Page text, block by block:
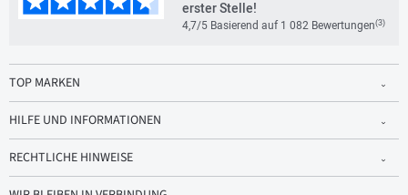
erster Stelle!
4,7/5 Basierend auf 1 082 Bewertungen(3)
TOP MARKEN
HILFE UND INFORMATIONEN
RECHTLICHE HINWEISE